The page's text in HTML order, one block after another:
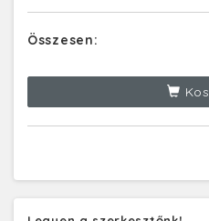
Összesen: